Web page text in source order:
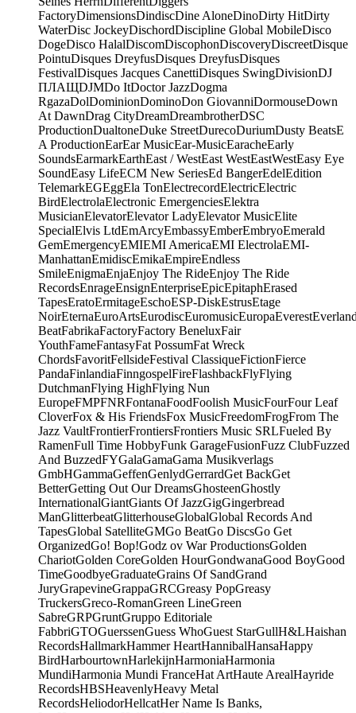
FactoryDimensionsDindiscDine AloneDinoDirty HitDirty
WaterDisc JockeyDischordDiscipline Global MobileDisco
DogeDisco HalalDiscomDiscophonDiscoveryDiscreetDisque
PointuDisques DreyfusDisques DreyfusDisques
FestivalDisques Jacques CanettiDisques SwingDivisionDJ
ПЛАЩDJMDo ItDoctor JazzDogma
RgazaDolDominionDominoDon GiovanniDormouseDown
At DawnDrag CityDreamDreambrotherDSC
ProductionDualtoneDuke StreetDurecoDuriumDusty BeatsE
A ProductionEarEar MusicEar-MusicEaracheEarly
SoundsEarmarkEarthEast / WestEast WestEastWestEasy Eye
SoundEasy LifeECM New SeriesEd BangerEdelEdition
TelemarkEGEggEla TonElectrecordElectricElectric
BirdElectrolaElectronic EmergenciesElektra
MusicianElevatorElevator LadyElevator MusicElite
SpecialElvis LtdEmArcyEmbassyEmberEmbryoEmerald
GemEmergencyEMIEMI AmericaEMI ElectrolaEMI-
ManhattanEmidiscEmikaEmpireEndless
SmileEnigmaEnjaEnjoy The RideEnjoy The Ride
RecordsEnrageEnsignEnterpriseEpicEpitaphErased
TapesEratoErmitageEschoESP-DiskEstrusEtage
NoirEternaEuroArtsEurodiscEuromusicEuropaEverest
BeatFabrikaFactoryFactory BeneluxFair
YouthFameFantasyFat PossumFat Wreck
ChordsFavoritFellsideFestival ClassiqueFictionFierce
PandaFinlandiaFinngospelFireFlashbackFlyFlying
DutchmanFlying HighFlying Nun
EuropeFMPFNRFontanaFoodFoolish MusicFourFour Leaf
CloverFox & His FriendsFox MusicFreedomFrogFrom The
Jazz VaultFrontierFrontiersFrontiers Music SRLFueled By
RamenFull Time HobbyFunk GarageFusionFuzz ClubFuzzed
And BuzzedFYGalaGamaGama Musikverlags
GmbHGammaGeffenGenlydGerrardGet BackGet
BetterGetting Out Our DreamsGhosteenGhostly
InternationalGiantGiants Of JazzGigGingerbread
ManGlitterbeatGlitterhouseGlobalGlobal Records And
TapesGlobal SatelliteGMGo BeatGo DiscsGo Get
OrganizedGo! Bop!Godz ov War ProductionsGolden
ChariotGolden CoreGolden HourGondwanaGood BoyGood
TimeGoodbyeGraduateGrains Of SandGrand
JuryGrapevineGrappaGRCGreasy PopGreasy
TruckersGreco-RomanGreen LineGreen
SabreGRPGruntGruppo Editoriale
FabbriGTOGuerssenGuess WhoGuest StarGullH&LHaishan
RecordsHallmarkHammer HeartHannibalHansaHappy
BirdHarbourtownHarlekijnHarmoniaHarmonia
MundiHarmonia Mundi FranceHat ArtHaute ArealHayride
RecordsHBSHeavenlyHeavy Metal
RecordsHeliodorHellcatHer Name Is Banks,